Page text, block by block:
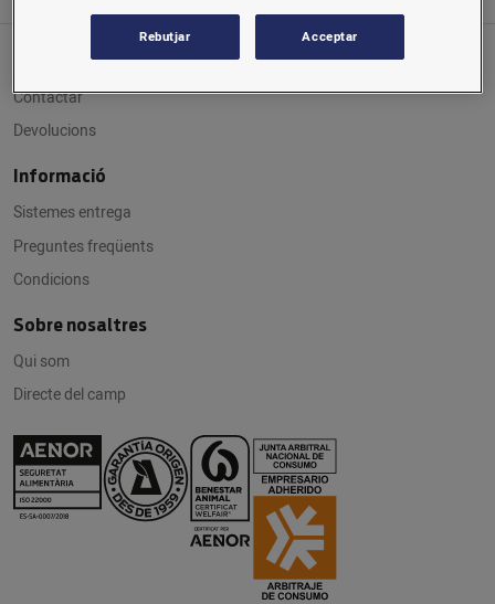
Servei al client
Contactar
Devolucions
Informació
Sistemes entrega
Preguntes freqüents
Condicions
Sobre nosaltres
Qui som
Directe del camp
Rebutjar Acceptar